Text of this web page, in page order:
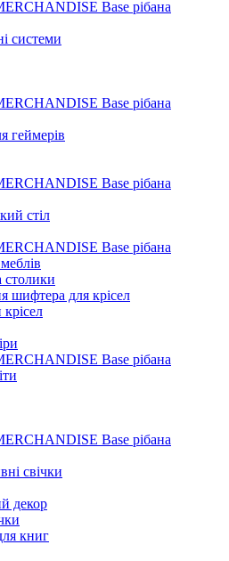
системи
геймерів
стіл
столики
шифтера для крісел
свічки
декор
книг